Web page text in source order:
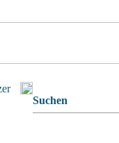
Suchen